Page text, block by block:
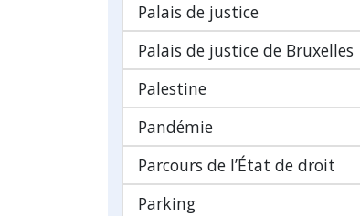
Palais de justice
Palais de justice de Bruxelles
Palestine
Pandémie
Parcours de l’État de droit
Parking